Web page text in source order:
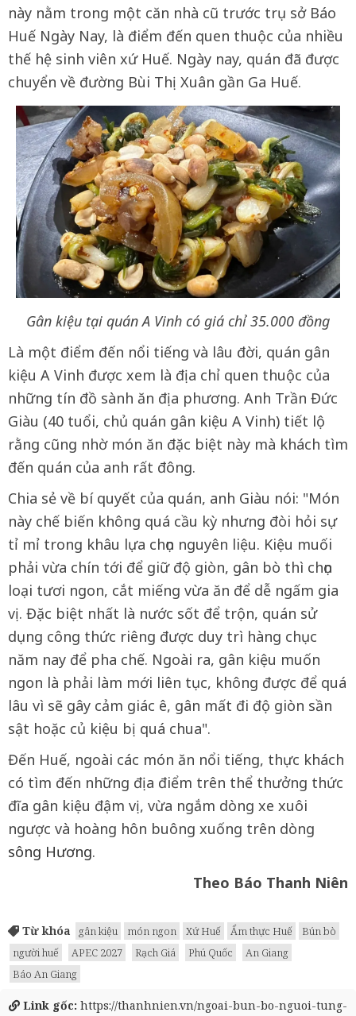
này nằm trong một căn nhà cũ trước trụ sở Báo
Huế Ngày Nay, là điểm đến quen thuộc của nhiều
thế hệ sinh viên xứ Huế. Ngày nay, quán đã được
chuyển về đường Bùi Thị Xuân gần Ga Huế.
Gân kiệu tại quán A Vinh có giá chỉ 35.000 đồng
Là một điểm đến nổi tiếng và lâu đời, quán gân
kiệu A Vinh được xem là địa chỉ quen thuộc của
những tín đồ sành ăn địa phương. Anh Trần Đức
Giàu (40 tuổi, chủ quán gân kiệu A Vinh) tiết lộ
rằng cũng nhờ món ăn đặc biệt này mà khách tìm
đến quán của anh rất đông.
Chia sẻ về bí quyết của quán, anh Giàu nói: "Món
này chế biến không quá cầu kỳ nhưng đòi hỏi sự
tỉ mỉ trong khâu lựa chọn nguyên liệu. Kiệu muối
phải vừa chín tới để giữ độ giòn, gân bò thì chọn
loại tươi ngon, cắt miếng vừa ăn để dễ ngấm gia
vị. Đặc biệt nhất là nước sốt để trộn, quán sử
dụng công thức riêng được duy trì hàng chục
năm nay để pha chế. Ngoài ra, gân kiệu muốn
ngon là phải làm mới liên tục, không được để quá
lâu vì sẽ gây cảm giác ê, gân mất đi độ giòn sần
sật hoặc củ kiệu bị quá chua".
Đến Huế, ngoài các món ăn nổi tiếng, thực khách
có tìm đến những địa điểm trên thể thưởng thức
đĩa gân kiệu đậm vị, vừa ngắm dòng xe xuôi
ngược và hoàng hôn buông xuống trên dòng
sông Hương.
Theo Báo Thanh Niên
Từ khóa gân kiệu món ngon Xứ Huế Ẩm thực Huế
Bún bò
người huế
APEC 2027 Rạch Giá Phú Quốc
An Giang
Báo An Giang
Link gốc: https://thanhnien.vn/ngoai-bun-bo-nguoi-tung-